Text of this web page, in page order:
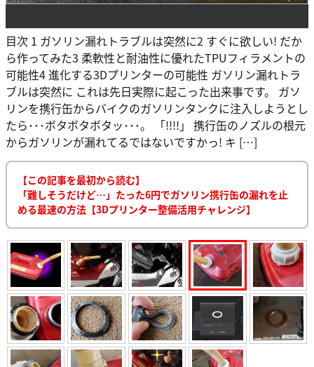
目次 1 ガソリン漏れトラブルは突然に2 すぐに欲しい! だか
ら作ってみた3 柔軟性と耐油性に優れたTPUフィラメントの
可能性4 進化する3Dプリンターの可能性 ガソリン漏れトラ
ブルは突然に これは先日実際に起こった出来事です。 ガソ
リンを携行缶からバイクのガソリンタンクに注入しようとし
たら･･･ボタボタボタッ･･･。 「!!!!」 携行缶のノズルの根元
からガソリンが漏れてるではないですかっ! キ […]
【この記事を最初から読む】
「難しそうだけど…」たった6円でガソリン携行缶の漏れを止
める最速の方法【3Dプリンター整備活用チャレンジ】